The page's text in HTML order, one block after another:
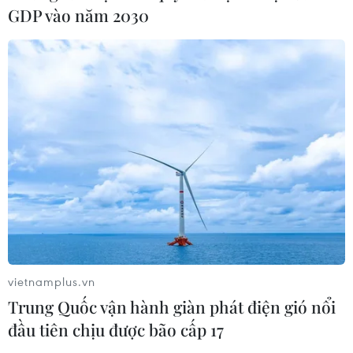
CƠ QUAN CHỦ QUẢN: THÔNG TẤN XÃ VIỆT NAM
Tổng Biên tập: TRẦN TIẾN DUẨN
Phó Tổng Biên tập: NGUYỄN THỊ TÁM, KHÚC THANH
THỦY
Sở hữu trí tuệ
Quy định sử dụng
RSS
Hỗ trợ
Ngôn ngữ
TTXVN
Dịch vụ tin
Liên hệ
GDP vào năm 2030
vietnamplus.vn
Trung Quốc vận hành giàn phát điện gió nổi
đầu tiên chịu được bão cấp 17